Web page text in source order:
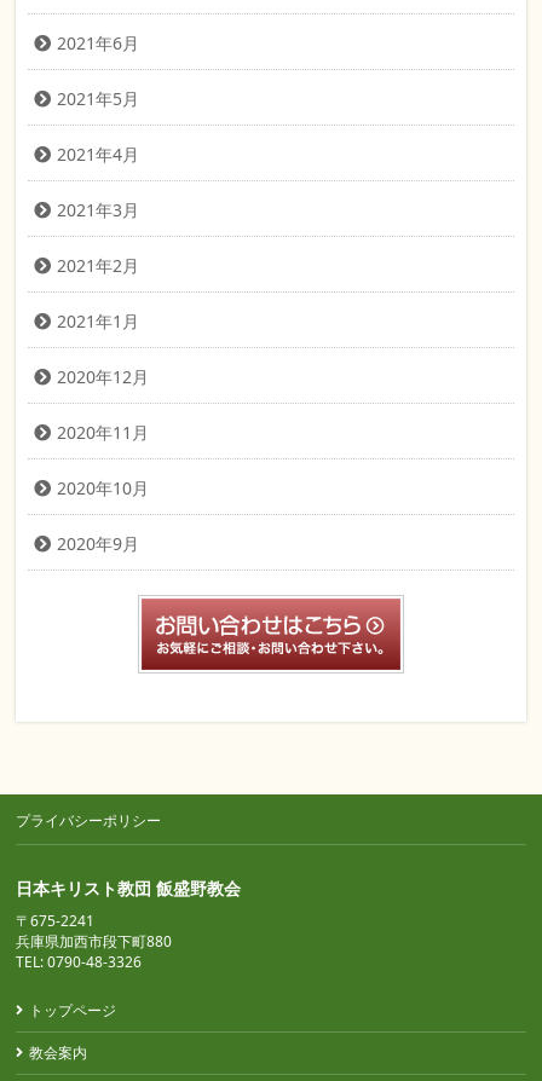
2021年6月
2021年5月
2021年4月
2021年3月
2021年2月
2021年1月
2020年12月
2020年11月
2020年10月
2020年9月
プライバシーポリシー
日本キリスト教団 飯盛野教会
〒675-2241
兵庫県加西市段下町880
TEL: 0790-48-3326
トップページ
教会案内